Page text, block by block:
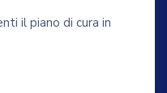
il piano di cura in